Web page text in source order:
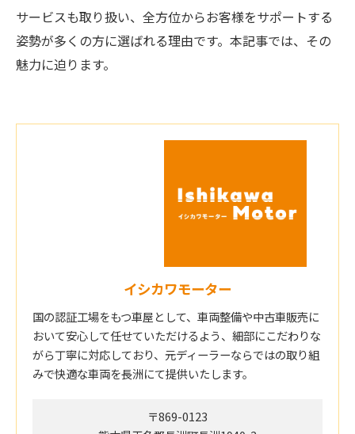
サービスも取り扱い、全方位からお客様をサポートする
姿勢が多くの方に選ばれる理由です。本記事では、その
魅力に迫ります。
イシカワモーター
国の認証工場をもつ車屋として、車両整備や中古車販売に
おいて安心して任せていただけるよう、細部にこだわりな
がら丁寧に対応しており、元ディーラーならではの取り組
みで快適な車両を長洲にて提供いたします。
〒869-0123